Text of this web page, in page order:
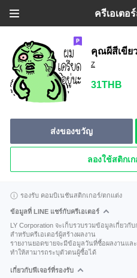
ครีเอเตอ
คุณผีสีเขีย
Z
31THB
ส่งของขวัญ
ลองใช้สติกเ
รองรับ คอมบิเนชันสติกเกอร์/ตกแต่ง
ข้อมูลที่ LINE แชร์กับครีเอเตอร์
LY Corporation จะเก็บรวบรวมข้อมูลเกี่ยว
สำหรับครีเอเตอร์ผู้สร้างผลงาน
รายงานยอดขายจะมีข้อมูลวันที่ซื้อผลงานแล
ทำให้สามารถระบุตัวตนผู้ซื้อได้
เกี่ยวกับฟีเจอร์ที่รองรับ